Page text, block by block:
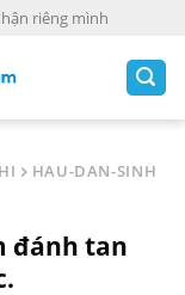
riêng mình
HAU-DAN-SINH
đánh tan